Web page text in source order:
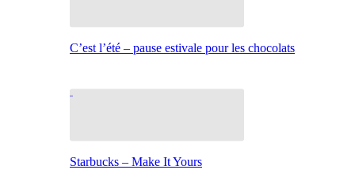
C’est l’été – pause estivale pour les chocolats
Starbucks – Make It Yours